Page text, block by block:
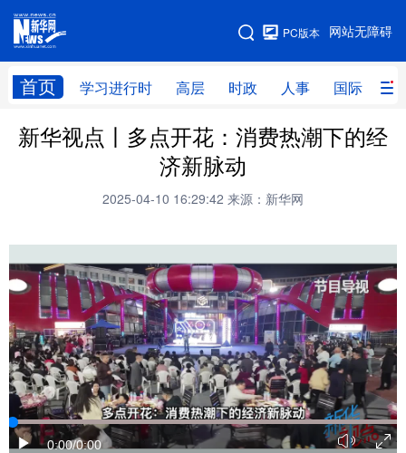
网站无障碍
PC版本
首页 学习进行时 高层 时政 人事 国际 财
网站地图
学习进行时 高层 时政 人事
财经 网评
文化 书画 健康 军事
访谈 视频 图片 政务
法律 中央文件 金融 汽车
食品 人居 信息化 数字经济
学术中国 乡村振兴 银龄 溯源中国
新华视点丨多点开花：消费热潮下的经
济新脉动
2025-04-10 16:29:42 来源：新华网
0:00/0:00